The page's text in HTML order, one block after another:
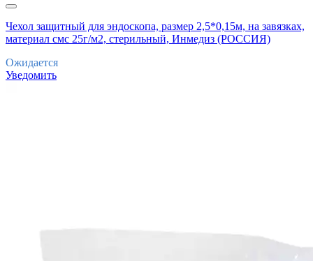
Чехол защитный для эндоскопа, размер 2,5*0,15м, на завязках,
материал смс 25г/м2, стерильный, Инмедиз (РОССИЯ)
Ожидается
Уведомить